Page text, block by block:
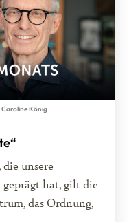
Caroline König
unsere
hat, gilt die
das Ordnung,